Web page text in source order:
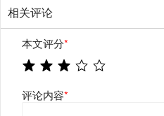
相关评论
本文评分*
评论内容*